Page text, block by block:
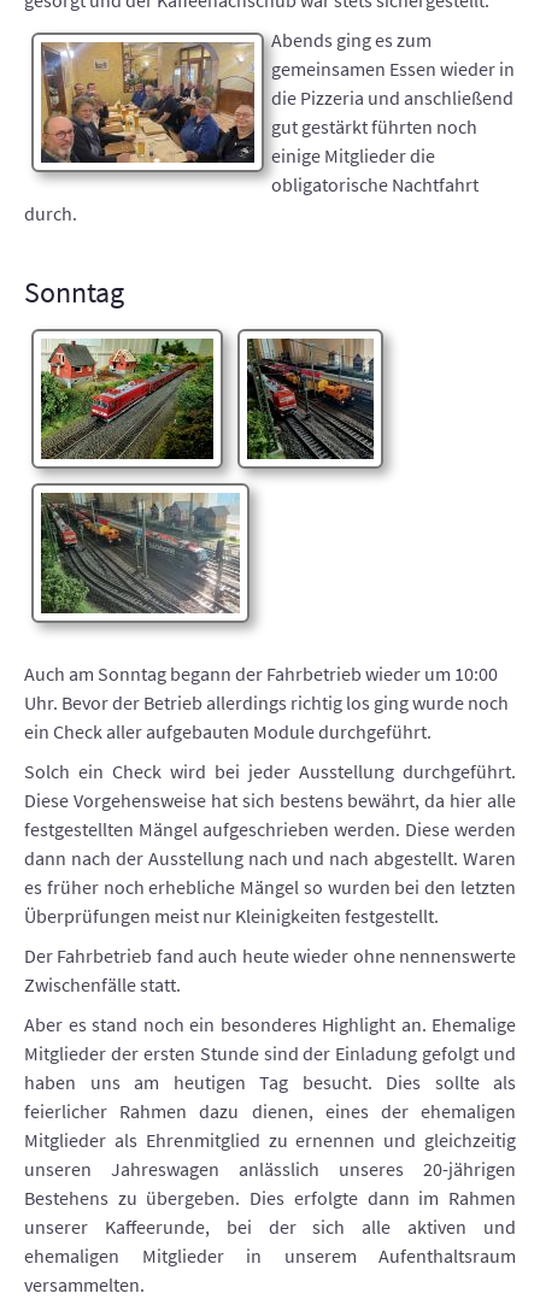
Abends ging es zum
gemeinsamen Essen wieder in
die Pizzeria und anschließend
gut gestärkt führten noch
einige Mitglieder die
obligatorische Nachtfahrt
durch.
Sonntag
Auch am Sonntag begann der Fahrbetrieb wieder um 10:00
Uhr. Bevor der Betrieb allerdings richtig los ging wurde noch
ein Check aller aufgebauten Module durchgeführt.
Solch ein Check wird bei jeder Ausstellung durchgeführt.
Diese Vorgehensweise hat sich bestens bewährt, da hier alle
festgestellten Mängel aufgeschrieben werden. Diese werden
dann nach der Ausstellung nach und nach abgestellt. Waren
es früher noch erhebliche Mängel so wurden bei den letzten
Überprüfungen meist nur Kleinigkeiten festgestellt.
Der Fahrbetrieb fand auch heute wieder ohne nennenswerte
Zwischenfälle statt.
Aber es stand noch ein besonderes Highlight an. Ehemalige
Mitglieder der ersten Stunde sind der Einladung gefolgt und
haben uns am heutigen Tag besucht. Dies sollte als
feierlicher Rahmen dazu dienen, eines der ehemaligen
Mitglieder als Ehrenmitglied zu ernennen und gleichzeitig
unseren Jahreswagen anlässlich unseres 20-jährigen
Bestehens zu übergeben. Dies erfolgte dann im Rahmen
unserer Kaffeerunde, bei der sich alle aktiven und
ehemaligen Mitglieder in unserem Aufenthaltsraum
versammelten.